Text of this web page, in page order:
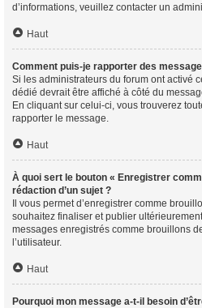
d’informations, veuillez contacter un
Haut
Comment puis-je rapporter des
Si les administrateurs du forum ont activé
dédié devrait être affiché à côté du
En cliquant sur celui-ci, vous trouverez
rapporter le message.
Haut
À quoi sert le bouton « Enregistrer
rédaction d’un sujet ?
Il vous permet d’enregistrer comme
souhaitez finaliser et publier
messages enregistrés comme brouillons
l’utilisateur.
Haut
Pourquoi mon message a-t-il besoin